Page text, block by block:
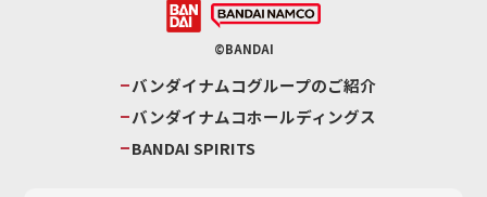
©BANDAI
バンダイナムコグループのご紹介
バンダイナムコホールディングス
BANDAI SPIRITS